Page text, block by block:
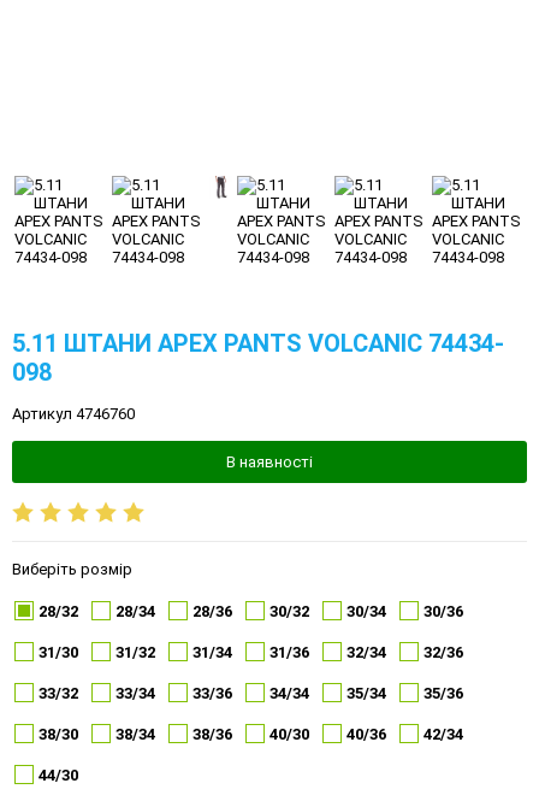
5.11 ШТАНИ APEX PANTS VOLCANIC 74434-
098
Артикул 4746760
В наявності
Виберіть розмір
28/32 28/34 28/36 30/32 30/34 30/36
31/30 31/32 31/34 31/36 32/34 32/36
33/32 33/34 33/36 34/34 35/34 35/36
38/30 38/34 38/36 40/30 40/36 42/34
44/30